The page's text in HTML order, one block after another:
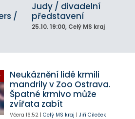
/
Judy / divadelní
představení
25.10. 19:00, Celý MS kraj
Neukáznění lidé krmili
mandrily v Zoo Ostrava.
Špatné krmivo může
zvířata zabít
Včera 16:52| Celý MS kraj | Jiří Cileček